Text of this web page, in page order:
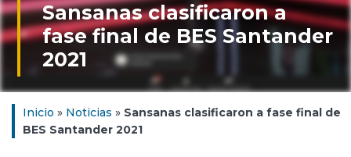
Sansanas clasificaron a
fase final de BES Santander
2021
Inicio » Noticias » Sansanas clasificaron a fase final de
BES Santander 2021